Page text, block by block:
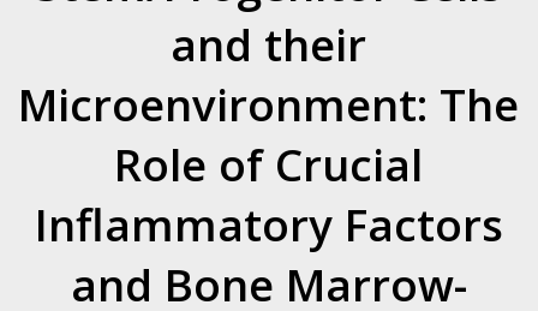
and their
Microenvironment: The
Role of Crucial
Inflammatory Factors
and Bone Marrow-